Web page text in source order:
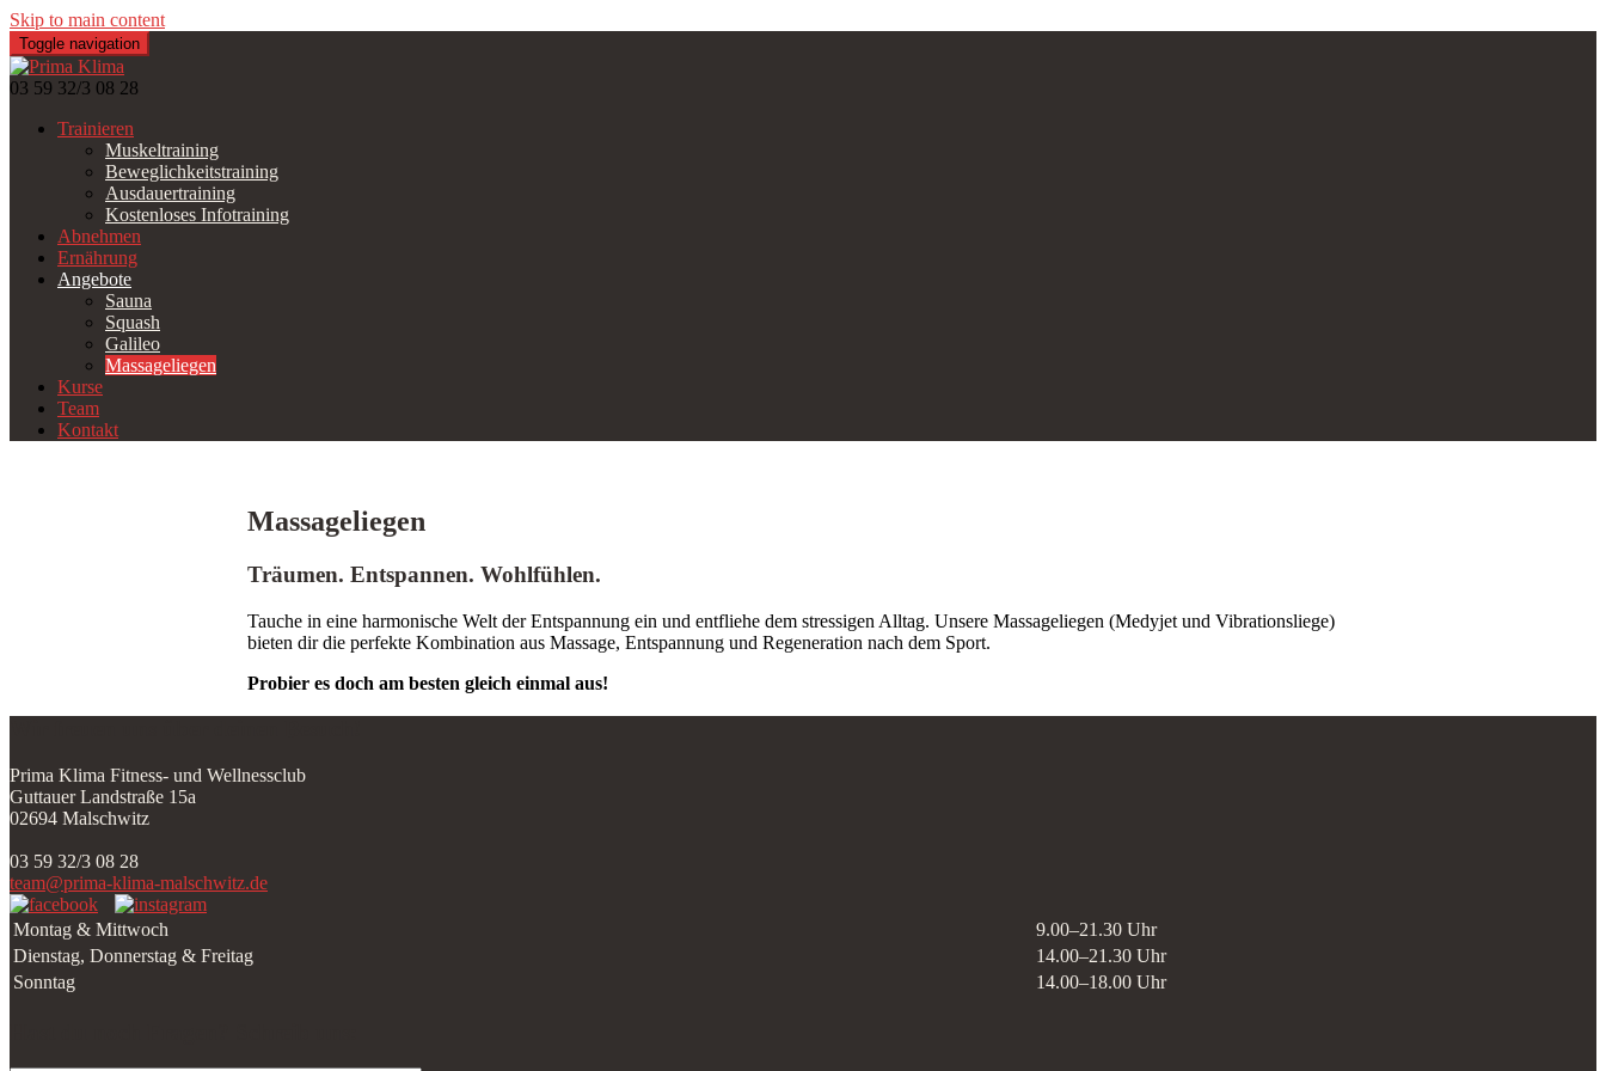
Skip to main content
Toggle navigation
03 59 32/3 08 28
Trainieren
Muskeltraining
Beweglichkeitstraining
Ausdauertraining
Kostenloses Infotraining
Abnehmen
Ernährung
Angebote
Sauna
Squash
Galileo
Massageliegen
Kurse
Team
Kontakt
Massageliegen
Träumen. Entspannen. Wohlfühlen.
Tauche in eine harmonische Welt der Entspannung ein und entfliehe dem stressigen Alltag. Unsere Massageliegen (Medyjet und Vibrationsliege)
bieten dir die perfekte Kombination aus Massage, Entspannung und Regeneration nach dem Sport.
Probier es doch am besten gleich einmal aus!
Prima Klima Fitness- und Wellnessclub
Guttauer Landstraße 15a
02694 Malschwitz
03 59 32/3 08 28
team@prima-klima-malschwitz.de
Montag & Mittwoch
9.00–21.30 Uhr
Dienstag, Donnerstag & Freitag
14.00–21.30 Uhr
Sonntag
14.00–18.00 Uhr